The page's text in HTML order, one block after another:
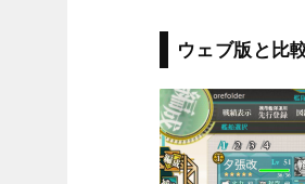
ウェブ版と比